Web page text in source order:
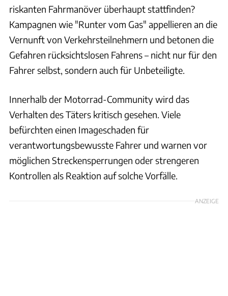
riskanten Fahrmanöver überhaupt stattfinden?
Kampagnen wie "Runter vom Gas" appellieren an die
Vernunft von Verkehrsteilnehmern und betonen die
Gefahren rücksichtslosen Fahrens – nicht nur für den
Fahrer selbst, sondern auch für Unbeteiligte.
Innerhalb der Motorrad-Community wird das
Verhalten des Täters kritisch gesehen. Viele
befürchten einen Imageschaden für
verantwortungsbewusste Fahrer und warnen vor
möglichen Streckensperrungen oder strengeren
Kontrollen als Reaktion auf solche Vorfälle.
ANZEIGE